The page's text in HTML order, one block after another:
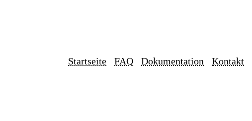
Startseite FAQ Dokumentation Kontakt